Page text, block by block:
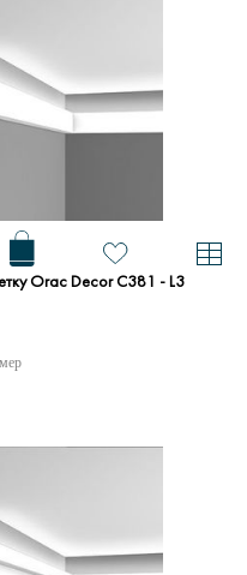
Orac Decor C381 - L3